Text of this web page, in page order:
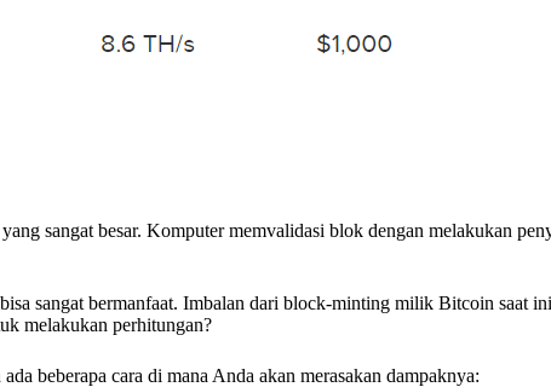
sangat besar. Komputer memvalidasi blok dengan melakukan
sangat bermanfaat. Imbalan dari block-minting milik Bitcoin saat
melakukan perhitungan?
beberapa cara di mana Anda akan merasakan dampaknya: